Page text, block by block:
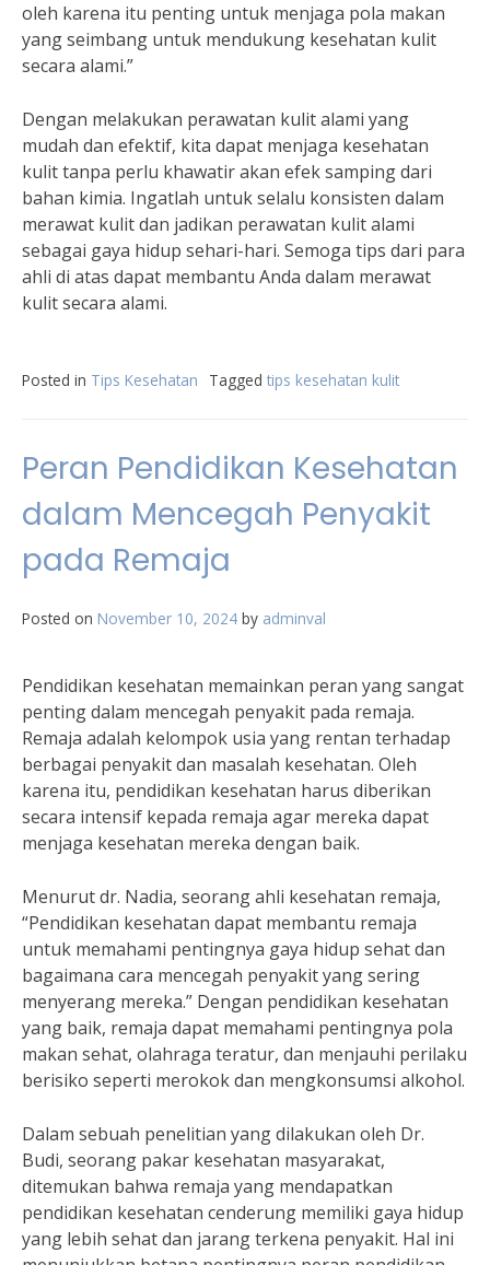
oleh karena itu penting untuk menjaga pola makan
yang seimbang untuk mendukung kesehatan kulit
secara alami.”
Dengan melakukan perawatan kulit alami yang
mudah dan efektif, kita dapat menjaga kesehatan
kulit tanpa perlu khawatir akan efek samping dari
bahan kimia. Ingatlah untuk selalu konsisten dalam
merawat kulit dan jadikan perawatan kulit alami
sebagai gaya hidup sehari-hari. Semoga tips dari para
ahli di atas dapat membantu Anda dalam merawat
kulit secara alami.
Posted in Tips Kesehatan Tagged tips kesehatan kulit
Peran Pendidikan Kesehatan
dalam Mencegah Penyakit
pada Remaja
Posted on November 10, 2024 by adminval
Pendidikan kesehatan memainkan peran yang sangat
penting dalam mencegah penyakit pada remaja.
Remaja adalah kelompok usia yang rentan terhadap
berbagai penyakit dan masalah kesehatan. Oleh
karena itu, pendidikan kesehatan harus diberikan
secara intensif kepada remaja agar mereka dapat
menjaga kesehatan mereka dengan baik.
Menurut dr. Nadia, seorang ahli kesehatan remaja,
“Pendidikan kesehatan dapat membantu remaja
untuk memahami pentingnya gaya hidup sehat dan
bagaimana cara mencegah penyakit yang sering
menyerang mereka.” Dengan pendidikan kesehatan
yang baik, remaja dapat memahami pentingnya pola
makan sehat, olahraga teratur, dan menjauhi perilaku
berisiko seperti merokok dan mengkonsumsi alkohol.
Dalam sebuah penelitian yang dilakukan oleh Dr.
Budi, seorang pakar kesehatan masyarakat,
ditemukan bahwa remaja yang mendapatkan
pendidikan kesehatan cenderung memiliki gaya hidup
yang lebih sehat dan jarang terkena penyakit. Hal ini